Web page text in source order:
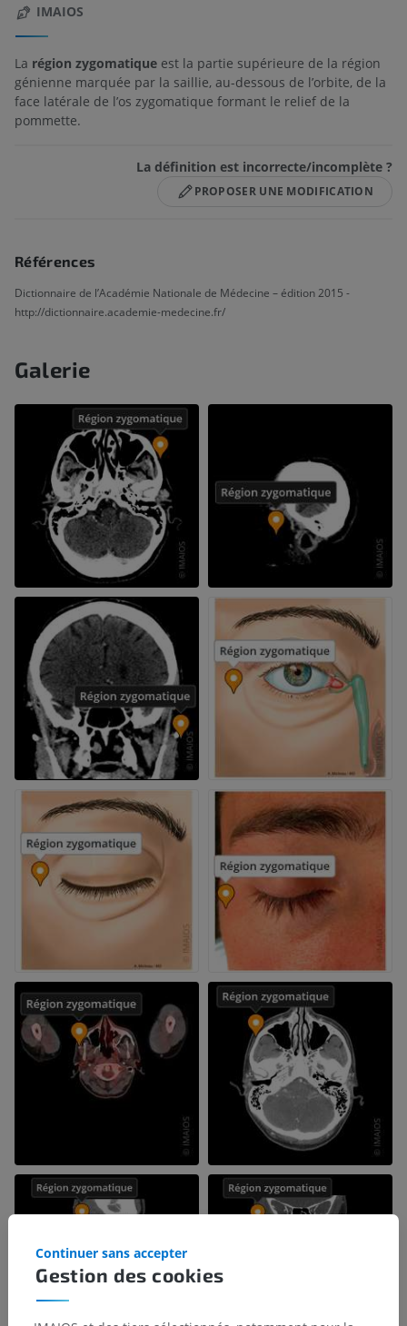
IMAIOS
La région zygomatique est la partie supérieure de la région
génienne marquée par la saillie, au-dessous de l’orbite, de la
face latérale de l’os zygomatique formant le relief de la
pommette.
La définition est incorrecte/incomplète ?
PROPOSER UNE MODIFICATION
Références
Dictionnaire de l’Académie Nationale de Médecine – édition 2015 -
http://dictionnaire.academie-medecine.fr/
Galerie
Gestion des cookies
Continuer sans accepter